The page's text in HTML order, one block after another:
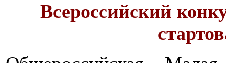
Всероссийский